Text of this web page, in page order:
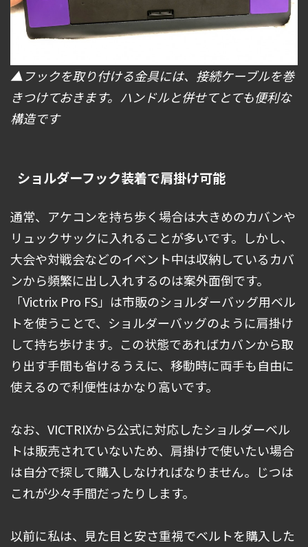
▲フックを取り付ける金具には、接続ケーブルを巻
きつけておきます。ハンドルと併せてとても便利な
構造です
ショルダーフック装着で肩掛け可能
通常、アケコンを持ち歩く場合は大きめのカバンや
リュックサックに入れることが多いです。しかし、
大会や対戦会などのイベント中は収納しているカバ
ンから頻繁に出し入れするのは案外面倒です。
「Victrix Pro FS」は市販のショルダーバッグ用ベル
トを使うことで、ショルダーバッグのように肩掛け
して持ち歩けます。この状態であればカバンから取
り出す手間も省けるうえに、移動時に両手も自由に
使えるので利便性はかなり高いです。
なお、VICTRIXから公式に対応したショルダーベル
トは販売されていないため、肩掛けで使いたい場合
は自分で探して購入しなければなりません。じつは
これが少々手間だったりします。
以前に私は、見た目と安さ重視でベルトを購入した